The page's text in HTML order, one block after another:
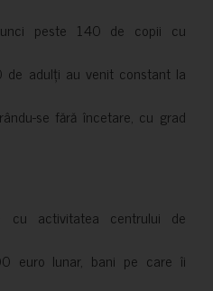
peste 140 de copii cu
de adulți au venit constant la
se fără încetare, cu grad
cu activitatea centrului de
euro lunar, bani pe care îi